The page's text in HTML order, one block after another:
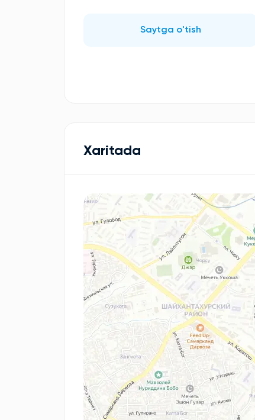
Saytga o'tish
Xaritada